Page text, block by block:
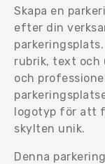
Skapa en
efter din
rubrik, text
och
logotyp för att
skylten unik.
Denna